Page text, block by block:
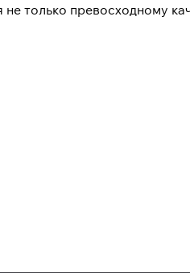
только превосходному